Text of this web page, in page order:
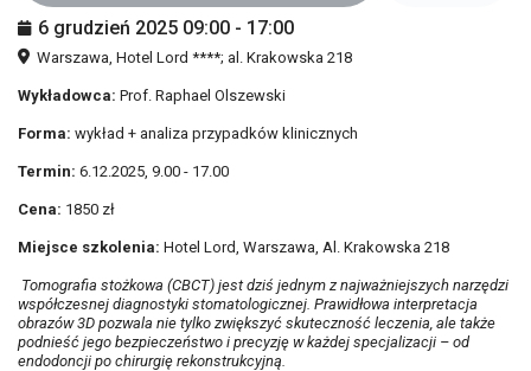
6 grudzień 2025 09:00 - 17:00
Warszawa, Hotel Lord ****; al. Krakowska 218
Wykładowca: Prof. Raphael Olszewski
Forma: wykład + analiza przypadków klinicznych
Termin: 6.12.2025, 9.00 - 17.00
Cena: 1850 zł
Miejsce szkolenia: Hotel Lord, Warszawa, Al. Krakowska 218
Tomografia stożkowa (CBCT) jest dziś jednym z najważniejszych narzędzi
współczesnej diagnostyki stomatologicznej. Prawidłowa interpretacja
obrazów 3D pozwala nie tylko zwiększyć skuteczność leczenia, ale także
podnieść jego bezpieczeństwo i precyzję w każdej specjalizacji – od
endodoncji po chirurgię rekonstrukcyjną.